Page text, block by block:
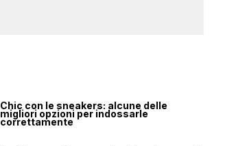
Chic con le sneakers: alcune delle
migliori opzioni per indossarle
correttamente